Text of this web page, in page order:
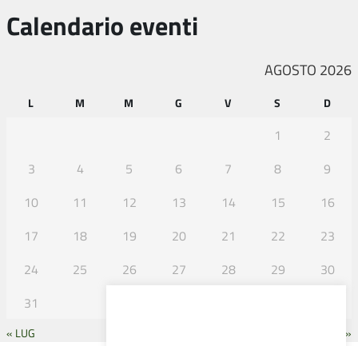
Calendario eventi
AGOSTO 2026
L M M G V S D
1
2
3
4 5 6 7 8
9
10
11 12 13 14 15
16
17
18 19 20 21 22
23
24
25 26 27 28 29
30
31
« LUG SET »